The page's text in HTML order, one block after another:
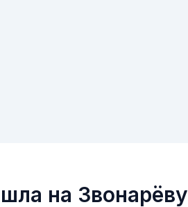
на Звонарёву